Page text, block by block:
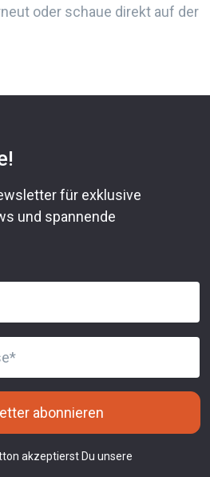
oder schaue direkt auf der
für exklusive
und spannende
abonnieren
akzeptierst Du unsere